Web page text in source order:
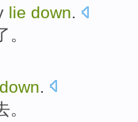
lie down.
。
down
。